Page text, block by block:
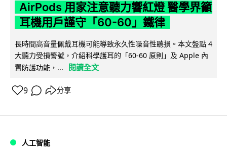
AirPods 用家注意聽力響紅燈 醫學界籲
耳機用戶謹守「60-60」鐵律
長時間高音量佩戴耳機可能導致永久性噪音性聽損。本文盤點 4
大聽力受損警號，介紹科學護耳的「60-60 原則」及 Apple 內
置防護功能，...
閱讀全文
9 分享
人工智能